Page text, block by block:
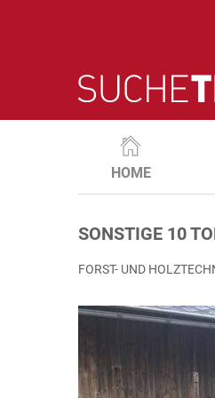
HOME
SONSTIGE 10
FORST- UND